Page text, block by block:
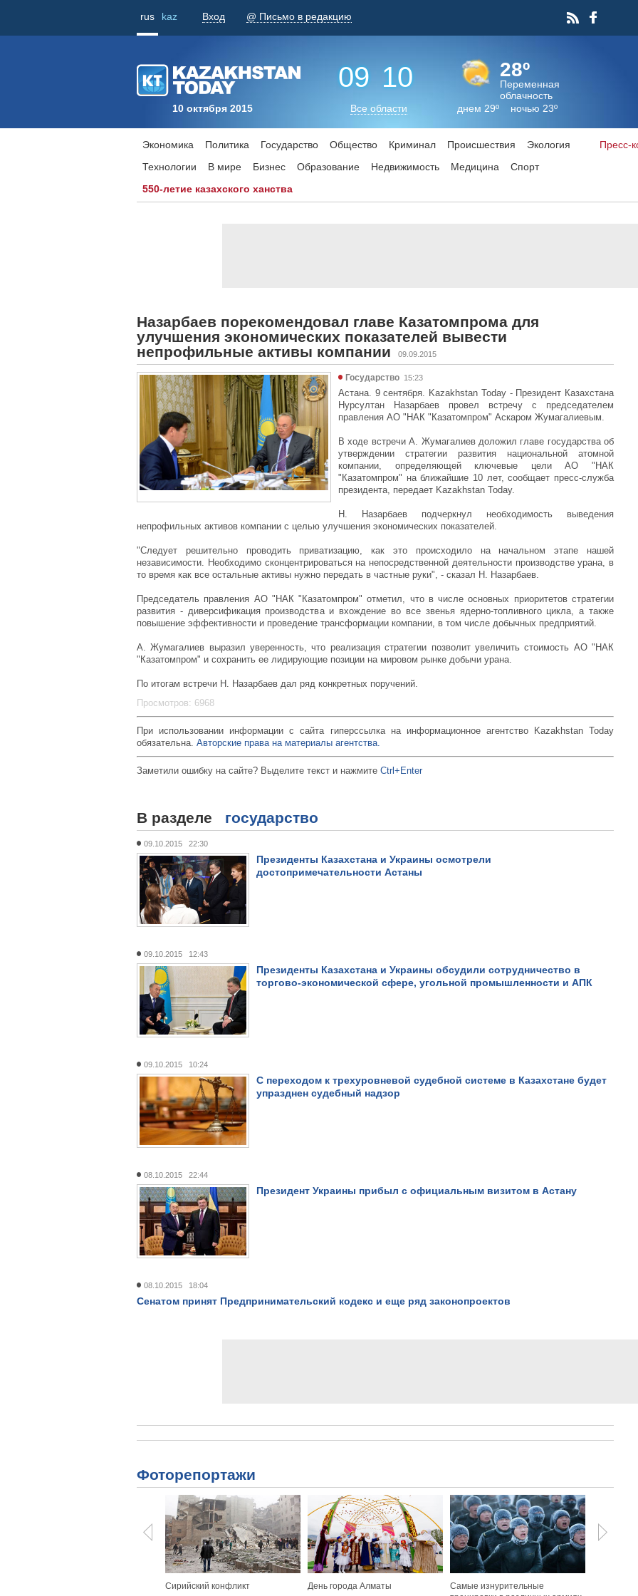
rus kaz Вход @ Письмо в редакцию
10 октября 2015
09 10
Все области
28º
Переменная
облачность
днем 29º ночью 23º
Экономика Политика Государство Общество Криминал Происшествия
Экология
Технологии
В мире Бизнес Образование Недвижимость Медицина
Спорт
550-летие казахского ханства
Пресс-
Назарбаев порекомендовал главе Казатомпрома для
улучшения экономических показателей вывести
непрофильные активы компании
09.09.2015
Государство 15:23
Астана. 9 сентября. Kazakhstan Today - Президент Казахстана
Нурсултан Назарбаев провел встречу с председателем
правления АО "НАК "Казатомпром" Аскаром Жумагалиевым.
В ходе встречи А. Жумагалиев доложил главе государства об
утверждении стратегии развития национальной атомной
компании, определяющей ключевые цели АО "НАК
"Казатомпром" на ближайшие 10 лет, сообщает пресс-служба
президента, передает Kazakhstan Today.
Н. Назарбаев подчеркнул необходимость выведения
непрофильных активов компании с целью улучшения экономических показателей.
"Следует решительно проводить приватизацию, как это происходило на начальном этапе нашей
независимости. Необходимо сконцентрироваться на непосредственной деятельности производстве урана, в
то время как все остальные активы нужно передать в частные руки", - сказал Н. Назарбаев.
Председатель правления АО "НАК "Казатомпром" отметил, что в числе основных приоритетов стратегии
развития - диверсификация производства и вхождение во все звенья ядерно-топливного цикла, а также
повышение эффективности и проведение трансформации компании, в том числе добычных предприятий.
А. Жумагалиев выразил уверенность, что реализация стратегии позволит увеличить стоимость АО "НАК
"Казатомпром" и сохранить ее лидирующие позиции на мировом рынке добычи урана.
По итогам встречи Н. Назарбаев дал ряд конкретных поручений.
Просмотров: 6968
При использовании информации с сайта гиперссылка на информационное агентство Kazakhstan Today
обязательна. Авторские права на материалы агентства.
Заметили ошибку на сайте? Выделите текст и нажмите Ctrl+Enter
В разделе государство
09.10.2015 22:30
Президенты Казахстана и Украины осмотрели
достопримечательности Астаны
09.10.2015 12:43
Президенты Казахстана и Украины обсудили сотрудничество в
торгово-экономической сфере, угольной промышленности и АПК
09.10.2015 10:24
С переходом к трехуровневой судебной системе в Казахстане будет
упразднен судебный надзор
08.10.2015 22:44
Президент Украины прибыл с официальным визитом в Астану
08.10.2015 18:04
Сенатом принят Предпринимательский кодекс и еще ряд законопроектов
выдержкой.
Фоторепортажи
Сирийский конфликт День города Алматы
Самые изнурительные